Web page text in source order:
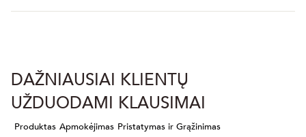
DAŽNIAUSIAI KLIENTŲ
UŽDUODAMI KLAUSIMAI
Produktas Apmokėjimas Pristatymas ir Grąžinimas